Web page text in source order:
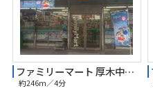
ファミリーマート 厚木中町三丁目店
約246m／4分